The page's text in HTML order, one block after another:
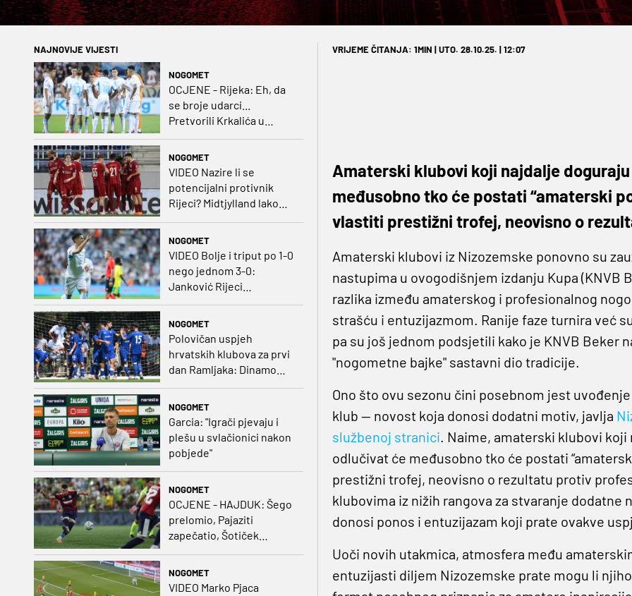
NAJNOVIJE VIJESTI
NOGOMET
OCJENE - Rijeka: Eh, da
se broje udarci...
Pretvorili Krkalića u
NOGOMET
VIDEO Nazire li se
potencijalni protivnik
Rijeci? Midtjylland lako
NOGOMET
VIDEO Bolje i triput po 1-0
nego jednom 3-0:
Janković Rijeci
projektilom donio slavlje
protivnika
NOGOMET
Polovičan uspjeh
hrvatskih klubova za prvi
dan Ramljaka: Dinamo
poražen od Juventusa,
NOGOMET
Garcia: "Igrači pjevaju i
plešu u svlačionici nakon
pobjede"
NOGOMET
OCJENE - HAJDUK: Šego
prelomio, Pajaziti
zapečatio, Šotiček
NOGOMET
VIDEO Marko Pjaca
VRIJEME ČITANJA: 1MIN | UTO. 28.10.25. | 12:07
Amaterski klubovi koji najdalje
međusobno tko će postati “amaterski
vlastiti prestižni trofej, neovisno o
Amaterski klubovi iz Nizozemske ponovno su
nastupima u ovogodišnjem izdanju Kupa (KNVB
razlika između amaterskog i profesionalnog
strašću i entuzijazmom. Ranije faze turnira već
pa su još jednom podsjetili kako je KNVB Beker
"nogometne bajke" sastavni dio tradicije.​
Ono što ovu sezonu čini posebnom jest
klub — novost koja donosi dodatni motiv, javlja
službenoj stranici. Naime, amaterski klubovi
odlučivat će međusobno tko će postati
prestižni trofej, neovisno o rezultatu protiv
klubovima iz nižih rangova za stvaranje
donosi ponos i entuzijazam koji prate ovakve
Uoči novih utakmica, atmosfera među
entuzijasti diljem Nizozemske prate mogu li